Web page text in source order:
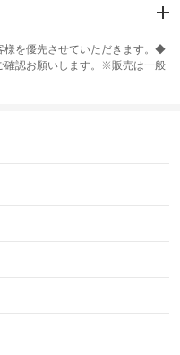
ABS
様を優先させていただきます。◆
認お願いします。※販売は一般